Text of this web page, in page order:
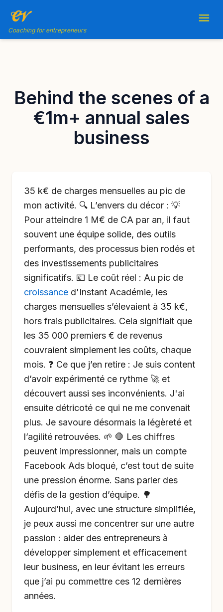
Coaching for entrepreneurs
Behind the scenes of a
€1m+ annual sales
business
35 k€ de charges mensuelles au pic de
mon activité. 🔍 L’envers du décor : 💡
Pour atteindre 1 M€ de CA par an, il faut
souvent une équipe solide, des outils
performants, des processus bien rodés et
des investissements publicitaires
significatifs. 💶 Le coût réel : Au pic de
croissance d'Instant Académie, les
charges mensuelles s’élevaient à 35 k€,
hors frais publicitaires. Cela signifiait que
les 35 000 premiers € de revenus
couvraient simplement les coûts, chaque
mois. ❓ Ce que j’en retire : Je suis content
d’avoir expérimenté ce rythme 🚀 et
découvert aussi ses inconvénients. J'ai
ensuite détricoté ce qui ne me convenait
plus. Je savoure désormais la légèreté et
l’agilité retrouvées. 🌱 🛑 Les chiffres
peuvent impressionner, mais un compte
Facebook Ads bloqué, c’est tout de suite
une pression énorme. Sans parler des
défis de la gestion d’équipe. 🌳
Aujourd’hui, avec une structure simplifiée,
je peux aussi me concentrer sur une autre
passion : aider des entrepreneurs à
développer simplement et efficacement
leur business, en leur évitant les erreurs
que j’ai pu commettre ces 12 dernières
années.